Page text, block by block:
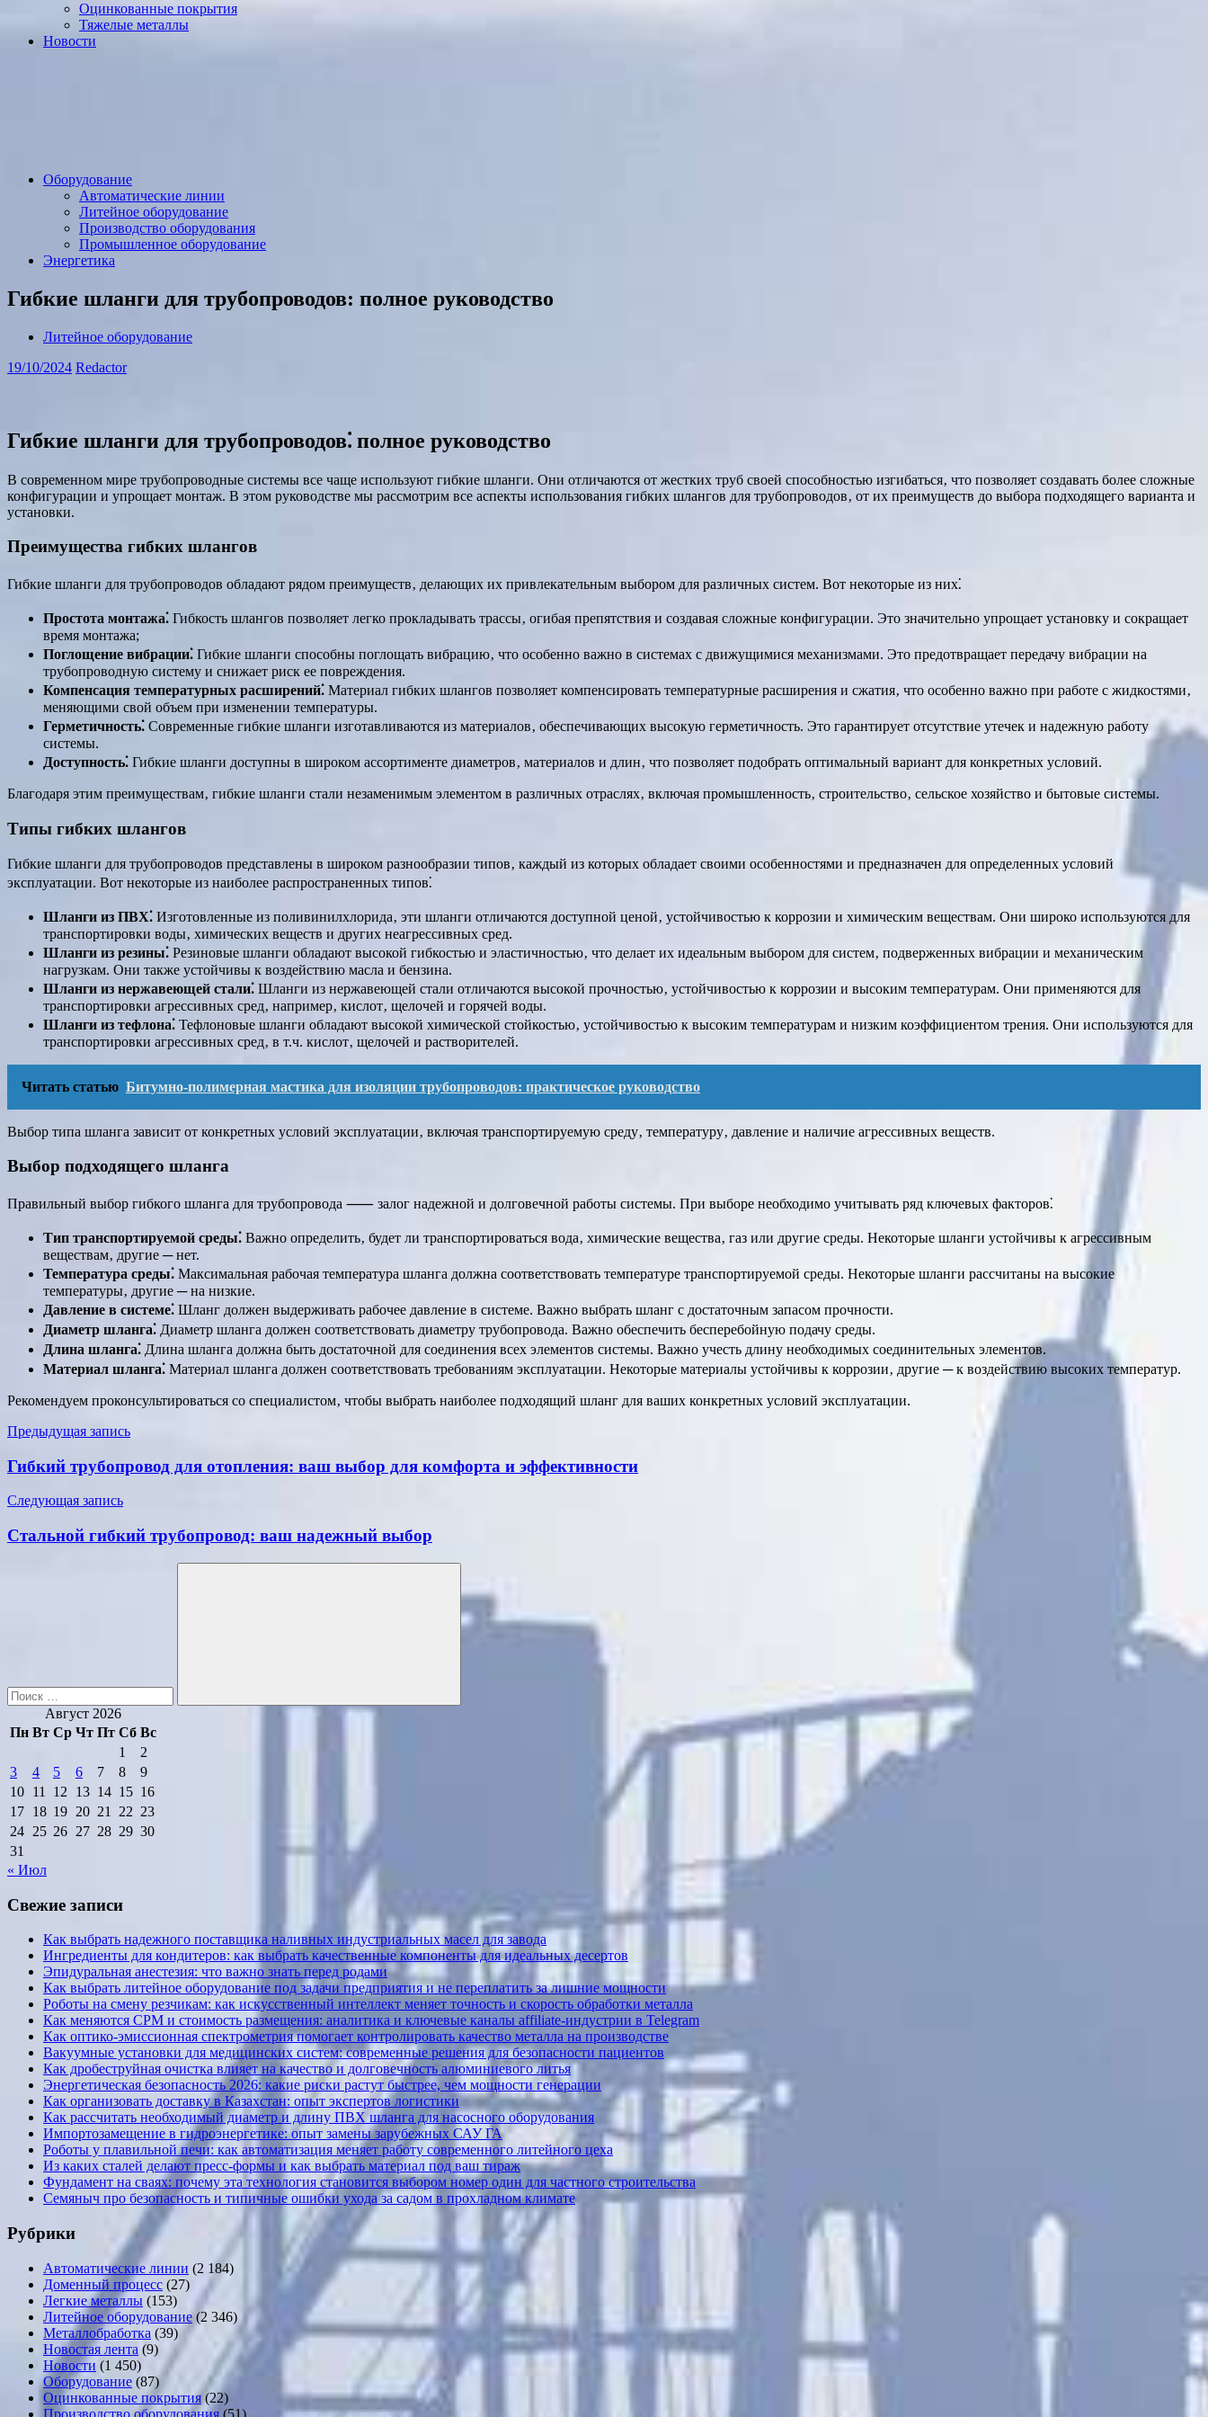
Оцинкованные покрытия
Тяжелые металлы
Новости
Оборудование
Автоматические линии
Литейное оборудование
Производство оборудования
Промышленное оборудование
Энергетика
Гибкие шланги для трубопроводов: полное руководство
Литейное оборудование
19/10/2024 Redactor
Гибкие шланги для трубопроводов⁚ полное руководство
В современном мире трубопроводные системы все чаще используют гибкие шланги. Они отличаются от жестких труб своей способностью изгибаться‚ что позволяет создавать более сложные
конфигурации и упрощает монтаж. В этом руководстве мы рассмотрим все аспекты использования гибких шлангов для трубопроводов‚ от их преимуществ до выбора подходящего варианта и
установки.
Преимущества гибких шлангов
Гибкие шланги для трубопроводов обладают рядом преимуществ‚ делающих их привлекательным выбором для различных систем. Вот некоторые из них⁚
Простота монтажа⁚ Гибкость шлангов позволяет легко прокладывать трассы‚ огибая препятствия и создавая сложные конфигурации. Это значительно упрощает установку и сокращает
время монтажа;
Поглощение вибрации⁚ Гибкие шланги способны поглощать вибрацию‚ что особенно важно в системах с движущимися механизмами. Это предотвращает передачу вибрации на
трубопроводную систему и снижает риск ее повреждения.
Компенсация температурных расширений⁚ Материал гибких шлангов позволяет компенсировать температурные расширения и сжатия‚ что особенно важно при работе с жидкостями‚
меняющими свой объем при изменении температуры.
Герметичность⁚ Современные гибкие шланги изготавливаются из материалов‚ обеспечивающих высокую герметичность. Это гарантирует отсутствие утечек и надежную работу
системы.
Доступность⁚ Гибкие шланги доступны в широком ассортименте диаметров‚ материалов и длин‚ что позволяет подобрать оптимальный вариант для конкретных условий.
Благодаря этим преимуществам‚ гибкие шланги стали незаменимым элементом в различных отраслях‚ включая промышленность‚ строительство‚ сельское хозяйство и бытовые системы.
Типы гибких шлангов
Гибкие шланги для трубопроводов представлены в широком разнообразии типов‚ каждый из которых обладает своими особенностями и предназначен для определенных условий
эксплуатации. Вот некоторые из наиболее распространенных типов⁚
Шланги из ПВХ⁚ Изготовленные из поливинилхлорида‚ эти шланги отличаются доступной ценой‚ устойчивостью к коррозии и химическим веществам. Они широко используются для
транспортировки воды‚ химических веществ и других неагрессивных сред.
Шланги из резины⁚ Резиновые шланги обладают высокой гибкостью и эластичностью‚ что делает их идеальным выбором для систем‚ подверженных вибрации и механическим
нагрузкам. Они также устойчивы к воздействию масла и бензина.
Шланги из нержавеющей стали⁚ Шланги из нержавеющей стали отличаются высокой прочностью‚ устойчивостью к коррозии и высоким температурам. Они применяются для
транспортировки агрессивных сред‚ например‚ кислот‚ щелочей и горячей воды.
Шланги из тефлона⁚ Тефлоновые шланги обладают высокой химической стойкостью‚ устойчивостью к высоким температурам и низким коэффициентом трения. Они используются для
транспортировки агрессивных сред‚ в т.ч. кислот‚ щелочей и растворителей.
Читать статью Битумно-полимерная мастика для изоляции трубопроводов: практическое руководство
Выбор типа шланга зависит от конкретных условий эксплуатации‚ включая транспортируемую среду‚ температуру‚ давление и наличие агрессивных веществ.
Выбор подходящего шланга
Правильный выбор гибкого шланга для трубопровода ⸺ залог надежной и долговечной работы системы. При выборе необходимо учитывать ряд ключевых факторов⁚
Тип транспортируемой среды⁚ Важно определить‚ будет ли транспортироваться вода‚ химические вещества‚ газ или другие среды. Некоторые шланги устойчивы к агрессивным
веществам‚ другие ─ нет.
Температура среды⁚ Максимальная рабочая температура шланга должна соответствовать температуре транспортируемой среды. Некоторые шланги рассчитаны на высокие
температуры‚ другие ─ на низкие.
Давление в системе⁚ Шланг должен выдерживать рабочее давление в системе. Важно выбрать шланг с достаточным запасом прочности.
Диаметр шланга⁚ Диаметр шланга должен соответствовать диаметру трубопровода. Важно обеспечить бесперебойную подачу среды.
Длина шланга⁚ Длина шланга должна быть достаточной для соединения всех элементов системы. Важно учесть длину необходимых соединительных элементов.
Материал шланга⁚ Материал шланга должен соответствовать требованиям эксплуатации. Некоторые материалы устойчивы к коррозии‚ другие ─ к воздействию высоких температур.
Рекомендуем проконсультироваться со специалистом‚ чтобы выбрать наиболее подходящий шланг для ваших конкретных условий эксплуатации.
Навигация
по
записям
Предыдущая запись
Гибкий трубопровод для отопления: ваш выбор для комфорта и эффективности
Следующая запись
Стальной гибкий трубопровод: ваш надежный выбор
Поиск
Август 2026
Пн Вт Ср Чт Пт Сб Вс
1
2
3
4 5 6 7 8
9
10 11 12 13 14 15 16
17 18 19 20 21 22 23
24 25 26 27 28 29 30
31
« Июл
Свежие записи
Как выбрать надежного поставщика наливных индустриальных масел для завода
Ингредиенты для кондитеров: как выбрать качественные компоненты для идеальных десертов
Эпидуральная анестезия: что важно знать перед родами
Как выбрать литейное оборудование под задачи предприятия и не переплатить за лишние мощности
Роботы на смену резчикам: как искусственный интеллект меняет точность и скорость обработки металла
Как меняются CPM и стоимость размещения: аналитика и ключевые каналы affiliate-индустрии в Telegram
Как оптико-эмиссионная спектрометрия помогает контролировать качество металла на производстве
Вакуумные установки для медицинских систем: современные решения для безопасности пациентов
Как дробеструйная очистка влияет на качество и долговечность алюминиевого литья
Энергетическая безопасность 2026: какие риски растут быстрее, чем мощности генерации
Как организовать доставку в Казахстан: опыт экспертов логистики
Как рассчитать необходимый диаметр и длину ПВХ шланга для насосного оборудования
Импортозамещение в гидроэнергетике: опыт замены зарубежных САУ ГА
Роботы у плавильной печи: как автоматизация меняет работу современного литейного цеха
Из каких сталей делают пресс-формы и как выбрать материал под ваш тираж
Фундамент на сваях: почему эта технология становится выбором номер один для частного строительства
Семяныч про безопасность и типичные ошибки ухода за садом в прохладном климате
Рубрики
Автоматические линии (2 184)
Доменный процесс (27)
Легкие металлы (153)
Литейное оборудование(2 346)
Металлобработка (39)
Новостая лента (9)
Новости (1 450)
Оборудование (87)
Оцинкованные покрытия (22)
Производство оборудования (51)